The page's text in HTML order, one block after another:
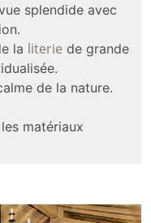
splendide avec
la literie de grande
de la nature.
matériaux